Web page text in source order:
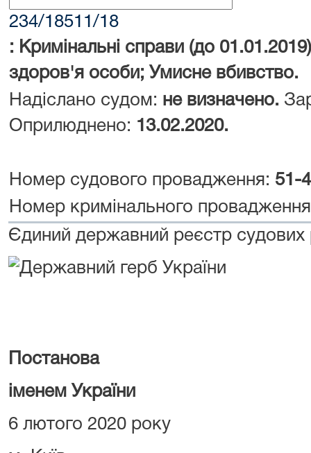
234/18511/18
: Кримінальні справи (до
здоров'я особи; Умисне вбивство.
Надіслано судом: не визначено.
Оприлюднено: 13.02.2020.
Номер судового провадження: 51-
Номер кримінального
Єдиний державний реєстр судових
Постанова
іменем України
6 лютого 2020 року